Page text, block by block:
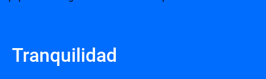
Tranquilidad